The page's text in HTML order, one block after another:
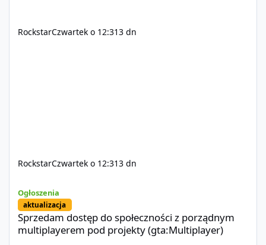
RockstarCzwartek o 12:313 dn
RockstarCzwartek o 12:313 dn
Ogłoszenia
aktualizacja
Sprzedam dostęp do społeczności z porządnym
multiplayerem pod projekty (gta:Multiplayer)